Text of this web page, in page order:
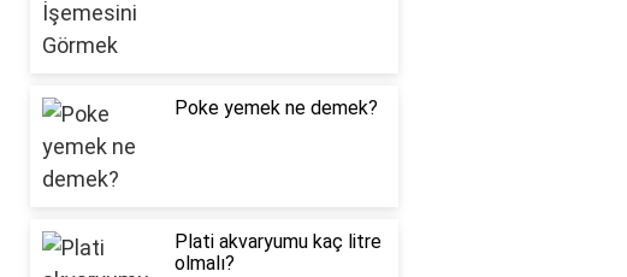
Poke yemek ne demek?
Plati akvaryumu kaç litre
olmalı?